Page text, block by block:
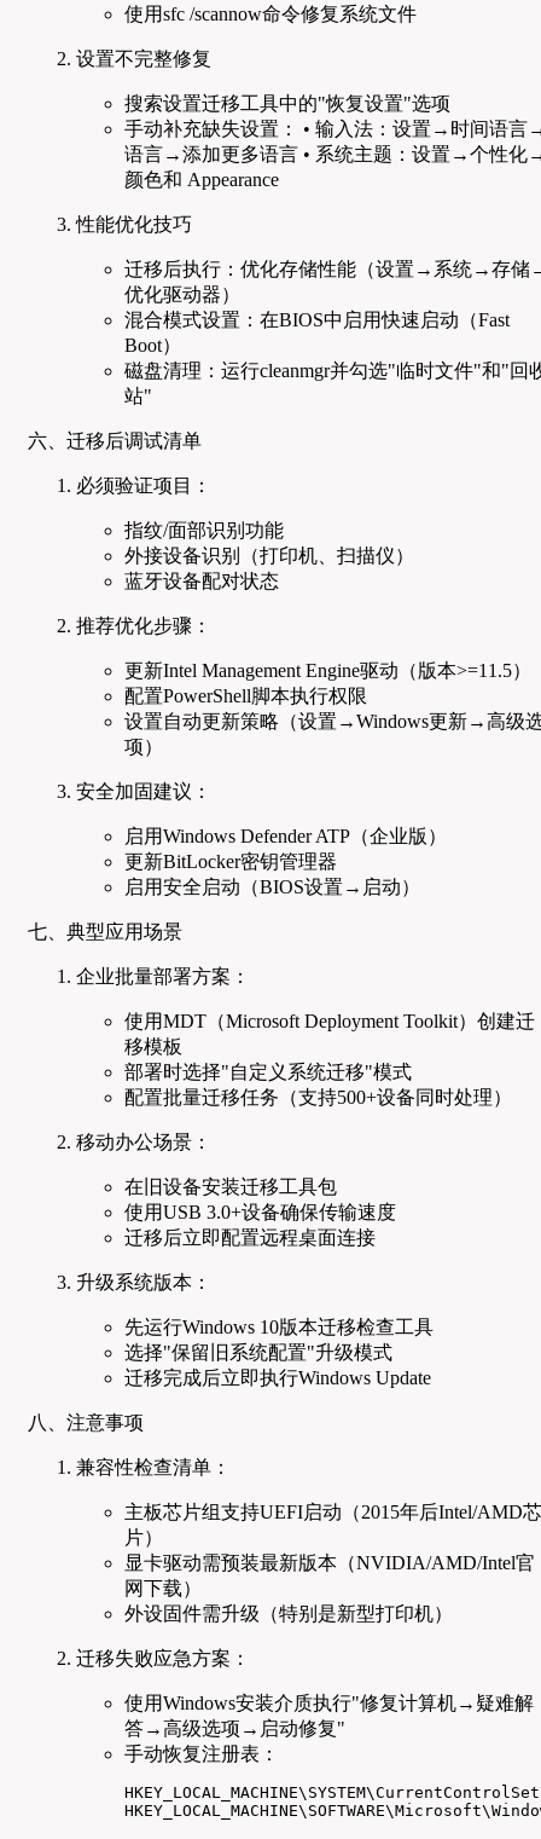
使用sfc /scannow命令修复系统文件
设置不完整修复
搜索设置迁移工具中的"恢复设置"选项
手动补充缺失设置： • 输入法：设置→时间语言
语言→添加更多语言 • 系统主题：设置→个性化
颜色和 Appearance
性能优化技巧
迁移后执行：优化存储性能（设置→系统→存
优化驱动器）
混合模式设置：在BIOS中启用快速启动（Fast
Boot）
磁盘清理：运行cleanmgr并勾选"临时文件"和"回
站"
六、迁移后调试清单
必须验证项目：
指纹/面部识别功能
外接设备识别（打印机、扫描仪）
蓝牙设备配对状态
推荐优化步骤：
更新Intel Management Engine驱动（版本>=11.5）
配置PowerShell脚本执行权限
设置自动更新策略（设置→Windows更新→高级
项）
安全加固建议：
启用Windows Defender ATP（企业版）
更新BitLocker密钥管理器
启用安全启动（BIOS设置→启动）
七、典型应用场景
企业批量部署方案：
使用MDT（Microsoft Deployment Toolkit）创建迁
移模板
部署时选择"自定义系统迁移"模式
配置批量迁移任务（支持500+设备同时处理）
移动办公场景：
在旧设备安装迁移工具包
使用USB 3.0+设备确保传输速度
迁移后立即配置远程桌面连接
升级系统版本：
先运行Windows 10版本迁移检查工具
选择"保留旧系统配置"升级模式
迁移完成后立即执行Windows Update
八、注意事项
兼容性检查清单：
主板芯片组支持UEFI启动（2015年后Intel/AMD芯
片）
显卡驱动需预装最新版本（NVIDIA/AMD/Intel官
网下载）
外设固件需升级（特别是新型打印机）
迁移失败应急方案：
使用Windows安装介质执行"修复计算机→疑难解
答→高级选项→启动修复"
手动恢复注册表：